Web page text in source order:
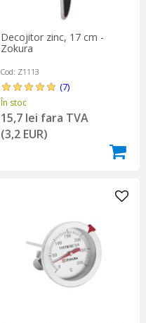
Decojitor zinc, 17 cm -
Zokura
Cod: Z1113
(7)
În stoc
15,7 lei fara TVA
(3,2 EUR)